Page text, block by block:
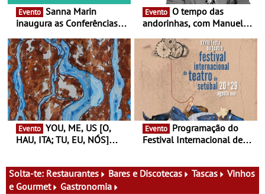
Evento
inaugura as Conferências
Antiga primeira-ministra da
Finlândia é a convidada da
primeira edição do novo
ciclo de debates dedicado
aos grandes temas do
nosso tempo
Evento
andorinhas, com Manuel
Atum - Concerto
performance na MAAT
Gallery a 3 de Setembro,
Evento
HAU, ITA; TU, EU, NÓS]
13 de Dezembro
Evento
Festival Internacional de
29 de Agosto
Solta-te: Restaurantes Bares e Discotecas Tascas
Vinhos
e Gourmet
Gastronomia